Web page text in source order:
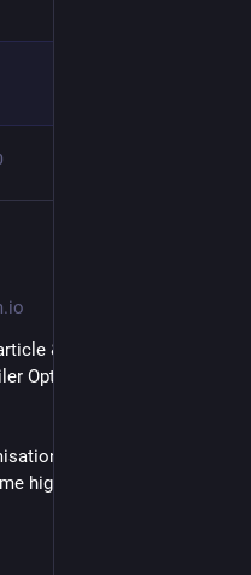
& video each day until
in C or C++; some
high-level. Hope you'll